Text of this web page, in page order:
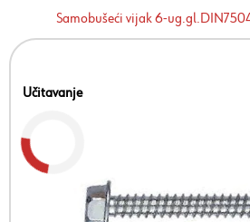
Samobušeći vijak 6-
Učitavanje